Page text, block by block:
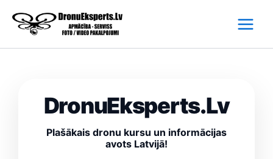
content
DronuEksperts.Lv
Plašākais dronu kursu un informācijas
avots Latvijā!